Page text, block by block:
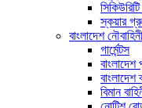
সিকিউরিটি
স্কয়ার
বাংলাদেশ নৌবাহিনী
গার্মেন্টস
বাংলাদেশ
বাংলাদেশ
বিমান